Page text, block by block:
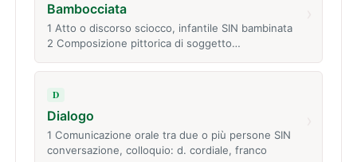
Bambocciata
1 Atto o discorso sciocco, infantile SIN bambinata
2 Composizione pittorica di soggetto…
D
Dialogo
1 Comunicazione orale tra due o più persone SIN
conversazione, colloquio: d. cordiale, franco